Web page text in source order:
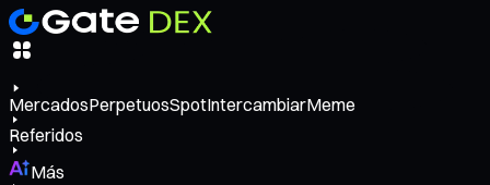
MercadosPerpetuosSpotIntercambiarMeme
Referidos
Más